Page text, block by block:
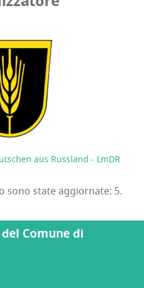
aus Russland - LmDR
sono state aggiornate: 5.
Comune di